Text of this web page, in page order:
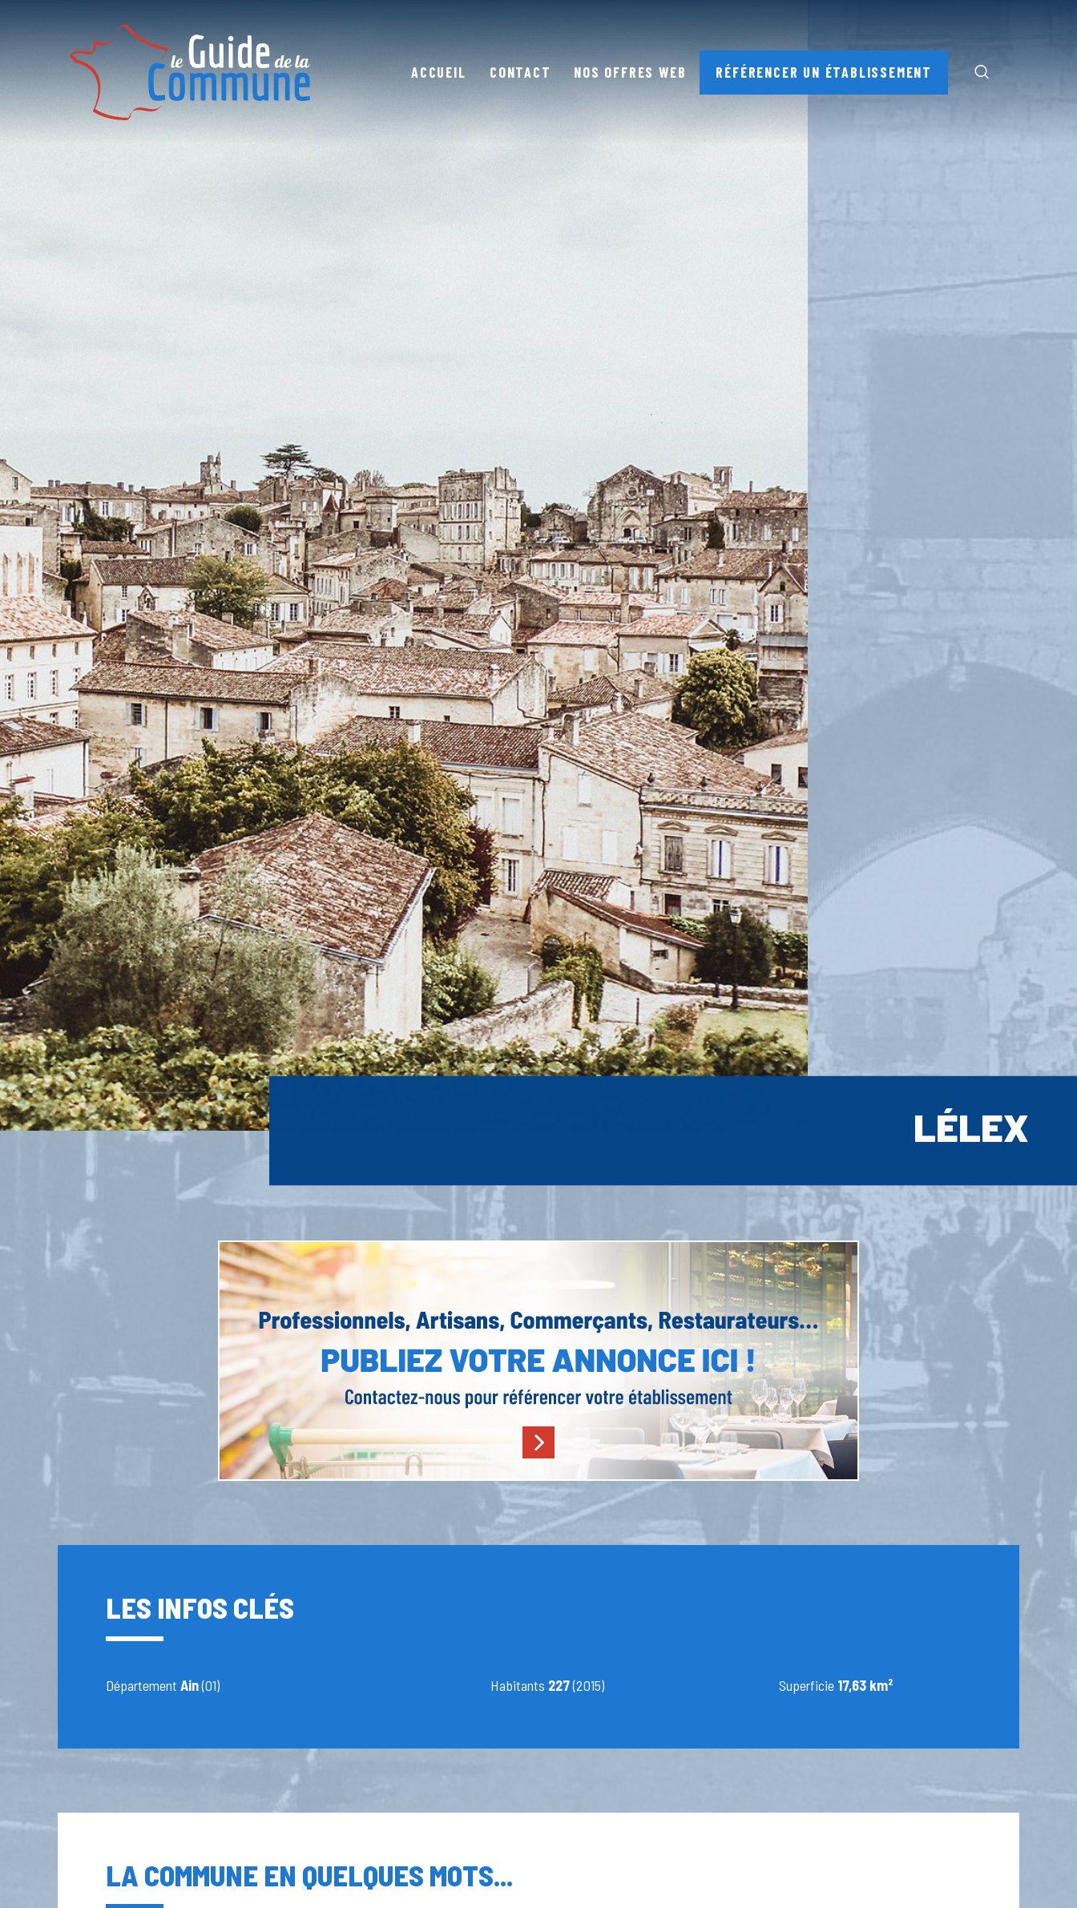
ACCUEIL CONTACT NOS OFFRES WEB RÉFÉRENCER UN ÉTABLISSEMENT
LÉLEX
LES INFOS CLÉS
Département Ain(01) Habitants 227(2015) Superficie 17,63 km²
LA COMMUNE EN QUELQUES MOTS...